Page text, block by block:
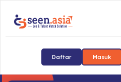
Daftar Masuk